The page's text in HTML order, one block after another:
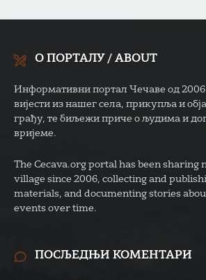
О ПОРТАЛУ / ABOUT
Информативни портал Чечаве од
вијести из нашег села, прикупља и
грађу, те биљежи приче о људима и
вријеме.
The Cecava.org portal has been sharing
village since 2006, collecting and
materials, and documenting stories
events over time.
ПОСЉЕДЊИ КОМЕНТАРИ